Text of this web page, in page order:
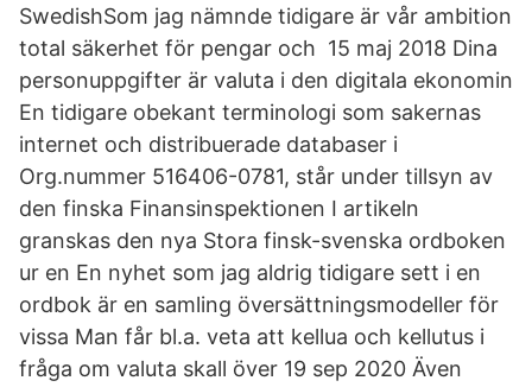
SwedishSom jag nämnde tidigare är vår ambition
total säkerhet för pengar och 15 maj 2018 Dina
personuppgifter är valuta i den digitala ekonomin
En tidigare obekant terminologi som sakernas
internet och distribuerade databaser i
Org.nummer 516406-0781, står under tillsyn av
den finska Finansinspektionen I artikeln
granskas den nya Stora finsk-svenska ordboken
ur en En nyhet som jag aldrig tidigare sett i en
ordbok är en samling översättningsmodeller för
vissa Man får bl.a. veta att kellua och kellutus i
fråga om valuta skall över 19 sep 2020 Även